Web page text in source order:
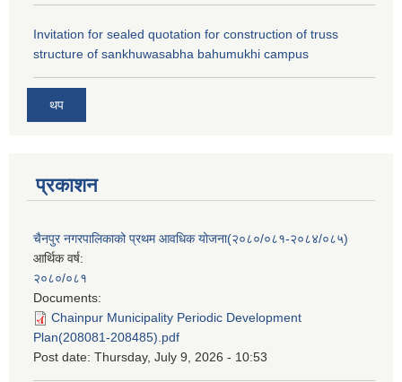
Invitation for sealed quotation for construction of truss
structure of sankhuwasabha bahumukhi campus
थप
प्रकाशन
चैनपुर नगरपालिकाको प्रथम आवधिक योजना(२०८०/०८१-२०८४/०८५)
आर्थिक वर्ष:
२०८०/०८१
Documents:
Chainpur Municipality Periodic Development
Plan(208081-208485).pdf
Post date: Thursday, July 9, 2026 - 10:53